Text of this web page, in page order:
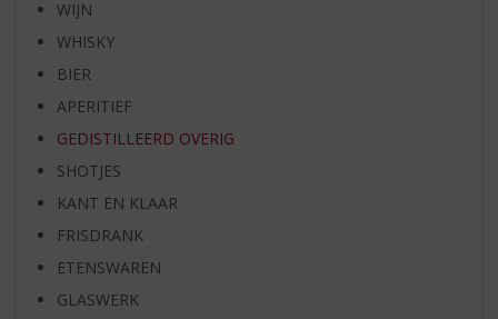
WIJN
WHISKY
BIER
APERITIEF
GEDISTILLEERD OVERIG
SHOTJES
KANT EN KLAAR
FRISDRANK
ETENSWAREN
GLASWERK